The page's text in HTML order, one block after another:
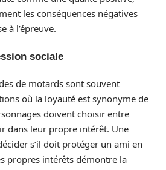
les conséquences négatives
à l’épreuve.
sociale
de motards sont souvent
où la loyauté est synonyme de
doivent choisir entre
dans leur propre intérêt. Une
s’il doit protéger un ami en
propres intérêts démontre la